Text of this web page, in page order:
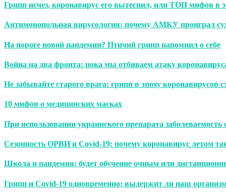
Грипп исчез, коронавирус его вытеснил, или ТОП мифов в
Антимонопольная вирусология: почему АМКУ проиграл
На пороге новой пандемии? Птичий грипп напомнил о себе
Война на два фронта: пока мы отбиваем атаку
Не забывайте старого врага: грипп в эпоху коронавирусов
10 мифов о медицинских масках
При использовании украинского препарата
Сезонность ОРВИ и Covid-19: почему коронавирус летом
Школа и пандемия: будет обучение очным или
Грипп и Сovid-19 одновременно: выдержит ли наш